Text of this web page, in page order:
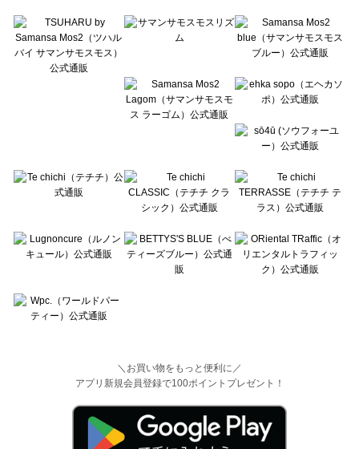
Lugnoncure（ルノンキュール）のシューズ一覧
BETTY'S BLUE（べティーズブルー）のシューズ一覧
Wpc.（ワールドパーティー）のシューズ一覧
＼お買い物をもっと便利に／
アプリ新規会員登録で100ポイントプレゼント！